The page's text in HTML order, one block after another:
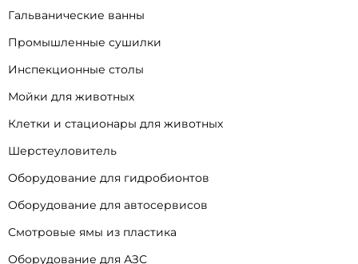
Гальванические ванны
Промышленные сушилки
Инспекционные столы
Мойки для животных
Клетки и стационары для животных
Шерстеуловитель
Оборудование для гидробионтов
Оборудование для автосервисов
Смотровые ямы из пластика
Оборудование для АЗС